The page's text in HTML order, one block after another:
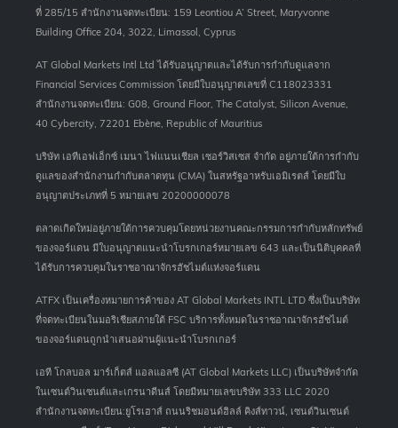
ที่ 285/15 สำนักงานจดทะเบียน: 159 Leontiou A’ Street, Maryvonne
Building Office 204, 3022, Limassol, Cyprus
AT Global Markets Intl Ltd ได้รับอนุญาตและได้รับการกำกับดูแลจาก
Financial Services Commission โดยมีใบอนุญาตเลขที่ C118023331
สำนักงานจดทะเบียน: G08, Ground Floor, The Catalyst, Silicon Avenue,
40 Cybercity, 72201 Ebène, Republic of Mauritius
บริษัท เอทีเอฟเอ็กซ์ เมนา ไฟแนนเชียล เซอร์วิสเซส จำกัด อยู่ภายใต้การกำกับ
ดูแลของสำนักงานกำกับตลาดทุน (CMA) ในสหรัฐอาหรับเอมิเรตส์ โดยมีใบ
อนุญาตประเภทที่ 5 หมายเลข 20200000078
ตลาดเกิดใหม่อยู่ภายใต้การควบคุมโดยหน่วยงานคณะกรรมการกำกับหลักทรัพย์
ของจอร์แดน มีใบอนุญาตแนะนำโบรกเกอร์หมายเลข 643 และเป็นนิติบุคคลที่
ได้รับการควบคุมในราชอาณาจักรฮัชไมต์แห่งจอร์แดน
ATFX เป็นเครื่องหมายการค้าของ AT Global Markets INTL LTD ซึ่งเป็นบริษัท
ที่จดทะเบียนในมอริเชียสภายใต้ FSC บริการทั้งหมดในราชอาณาจักรฮัชไมต์
ของจอร์แดนถูกนำเสนอผ่านผู้แนะนำโบรกเกอร์
เอที โกลบอล มาร์เก็ตส์ แอลแอลซี (AT Global Markets LLC) เป็นบริษัทจำกัด
ในเซนต์วินเซนต์และเกรนาดีนส์ โดยมีหมายเลขบริษัท 333 LLC 2020
สำนักงานจดทะเบียน:ยูโรเฮาส์ ถนนริชมอนด์ฮิลล์ คิงส์ทาวน์, เซนต์วินเซนต์